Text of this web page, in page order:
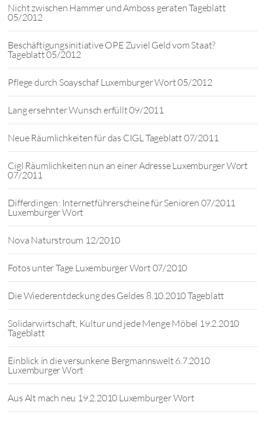
Nicht zwischen Hammer und Amboss geraten Tageblatt
05/2012
Beschäftigungsinitiative OPE Zuviel Geld vom Staat?
Tageblatt 05/2012
Pflege durch Soayschaf Luxemburger Wort 05/2012
Lang ersehnter Wunsch erfüllt 09/2011
Neue Räumlichkeiten für das CIGL Tageblatt 07/2011
Cigl Räumlichkeiten nun an einer Adresse Luxemburger Wort
07/2011
Differdingen: Internetführerscheine für Senioren 07/2011
Luxemburger Wort
Nova Naturstroum 12/2010
Fotos unter Tage Luxemburger Wort 07/2010
Die Wiederentdeckung des Geldes 8.10.2010 Tageblatt
Solidarwirtschaft, Kultur und jede Menge Möbel 19.2.2010
Tageblatt
Einblick in die versunkene Bergmannswelt 6.7.2010
Luxemburger Wort
Aus Alt mach neu 19.2.2010 Luxemburger Wort